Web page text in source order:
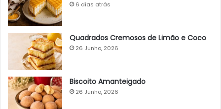
6 dias atrás
Quadrados Cremosos de Limão e Coco
26 Junho, 2026
Biscoito Amanteigado
26 Junho, 2026